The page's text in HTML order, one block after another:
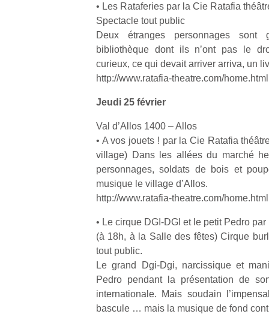
• Les Rataferies par la Cie Ratafia
Spectacle tout public
Deux étranges personnages sont
bibliothèque dont ils n’ont pas le
curieux, ce qui devait arriver arriva, un
http://www.ratafia-theatre.com/home.html
Jeudi 25 février
Val d’Allos 1400 – Allos
• A vos jouets ! par la Cie Ratafia
village) Dans les allées du marché
personnages, soldats de bois et
musique le village d’Allos.
http://www.ratafia-theatre.com/home.html
• Le cirque DGI-DGI et le petit Pedro
(à 18h, à la Salle des fêtes) Cirque
tout public.
Le grand Dgi-Dgi, narcissique et
Pedro pendant la présentation de
internationale. Mais soudain
bascule … mais la musique de fond